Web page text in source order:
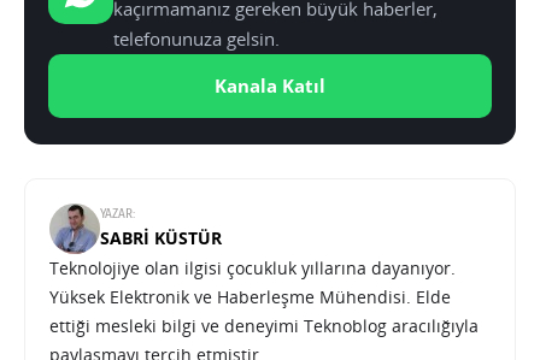
kaçırmamanız gereken büyük haberler,
telefonunuza gelsin.
Kanala Katıl
YAZAR:
SABRI KÜSTÜR
Teknolojiye olan ilgisi çocukluk yıllarına dayanıyor.
Yüksek Elektronik ve Haberleşme Mühendisi. Elde
ettiği mesleki bilgi ve deneyimi Teknoblog aracılığıyla
paylaşmayı tercih etmiştir.